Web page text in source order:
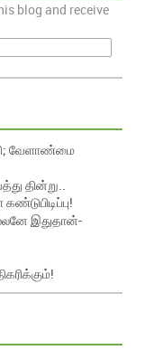
blog and receive
வேளாண்மை
தின்று..
இதுதான்-